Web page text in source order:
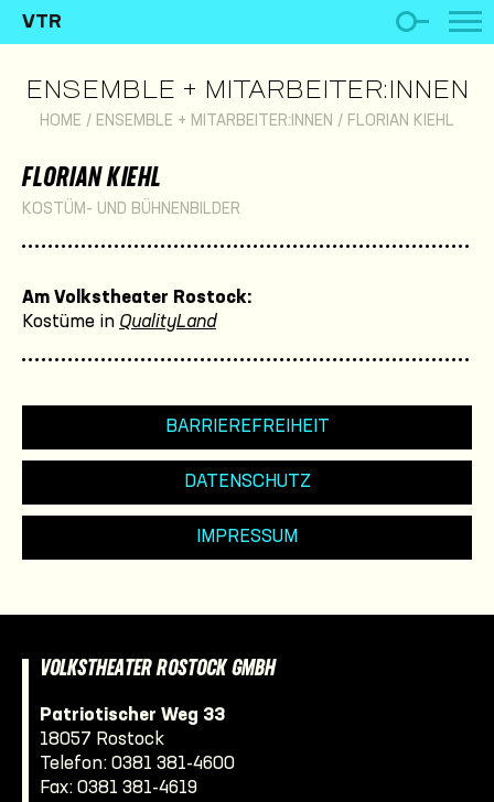
VTR
ENSEMBLE + MITARBEITER:INNEN
HOME / ENSEMBLE + MITARBEITER:INNEN / FLORIAN KIEHL
FLORIAN KIEHL
KOSTÜM- UND BÜHNENBILDER
Am Volkstheater Rostock:
Kostüme in QualityLand
BARRIEREFREIHEIT
DATENSCHUTZ
IMPRESSUM
VOLKSTHEATER ROSTOCK GMBH
Patriotischer Weg 33
18057 Rostock
Telefon: 0381 381-4600
Fax: 0381 381-4619